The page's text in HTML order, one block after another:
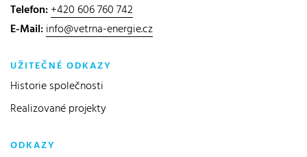
Telefon:+420 606 760 742
E-Mail:info@vetrna-energie.cz
UŽITEČNÉ ODKAZY
Historie společnosti
Realizované projekty
ODKAZY